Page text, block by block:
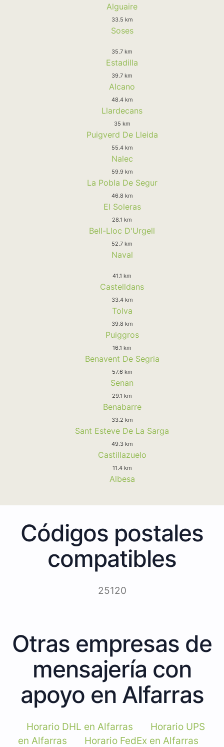
Alguaire
33.5 km
Soses
35.7 km
Estadilla
39.7 km
Alcano
48.4 km
Llardecans
35 km
Puigverd De Lleida
55.4 km
Nalec
59.9 km
La Pobla De Segur
46.8 km
El Soleras
28.1 km
Bell-Lloc D'Urgell
52.7 km
Naval
41.1 km
Castelldans
33.4 km
Tolva
39.8 km
Puiggros
16.1 km
Benavent De Segria
57.6 km
Senan
29.1 km
Benabarre
33.2 km
Sant Esteve De La Sarga
49.3 km
Castillazuelo
11.4 km
Albesa
Códigos postales
compatibles
25120
Otras empresas de
mensajería con
apoyo en Alfarras
Horario DHL en Alfarras
Horario UPS
en Alfarras
Horario FedEx en Alfarras